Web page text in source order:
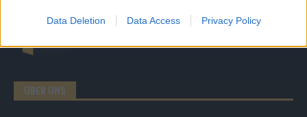
Data Deletion Data Access Privacy Policy
ÜBER UNS